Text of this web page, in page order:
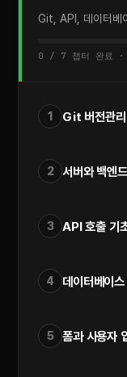
Git, API, 데이터베
0 / 7 챕터 완료 ·
1 Git 버전관
2 서버와 백엔
3 API 호출 기
4 데이터베이
5 폼과 사용자